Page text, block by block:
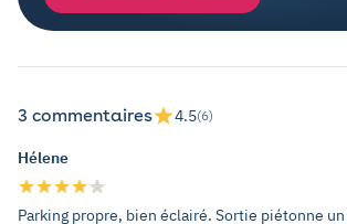
3 commentaires 4.5(6)
Hélene
Parking propre, bien éclairé. Sortie piétonne